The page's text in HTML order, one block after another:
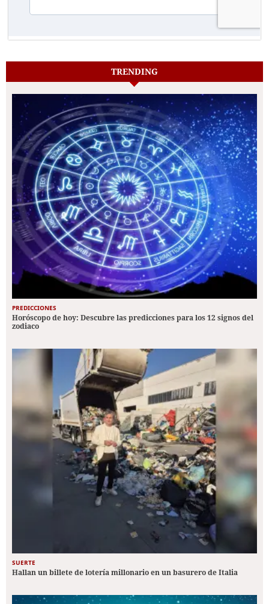
TRENDING
PREDICCIONES
Horóscopo de hoy: Descubre las predicciones para los 12 signos del
zodiaco
SUERTE
Hallan un billete de lotería millonario en un basurero de Italia